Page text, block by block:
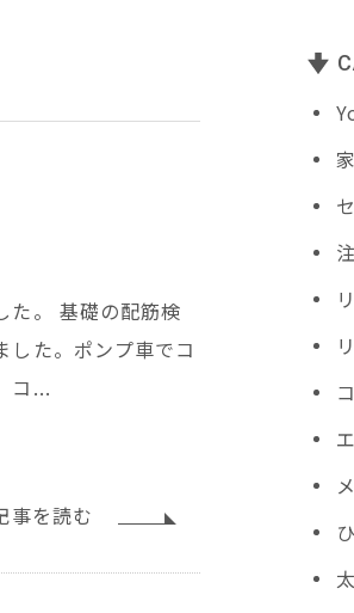
た。 基礎の配筋検
した。ポンプ車でコ
コ...
事を読む